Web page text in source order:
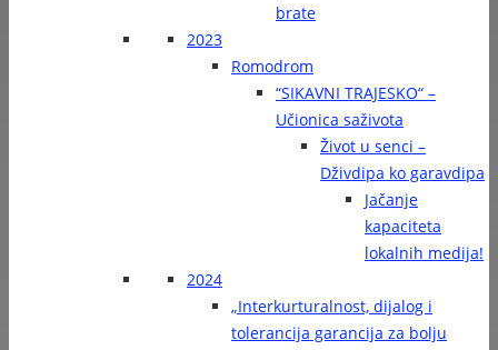
brate
2023
Romodrom
“SIKAVNI TRAJESKO“ –
Učionica saživota
Život u senci –
Dživdipa ko garavdipa
Jačanje
kapaciteta
lokalnih medija!
2024
„Interkurturalnost, dijalog i
tolerancija garancija za bolju